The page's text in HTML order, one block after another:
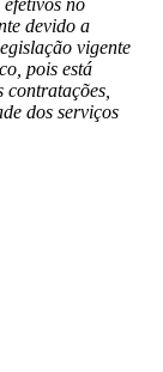
devido a
vigente
pois está
dos serviços